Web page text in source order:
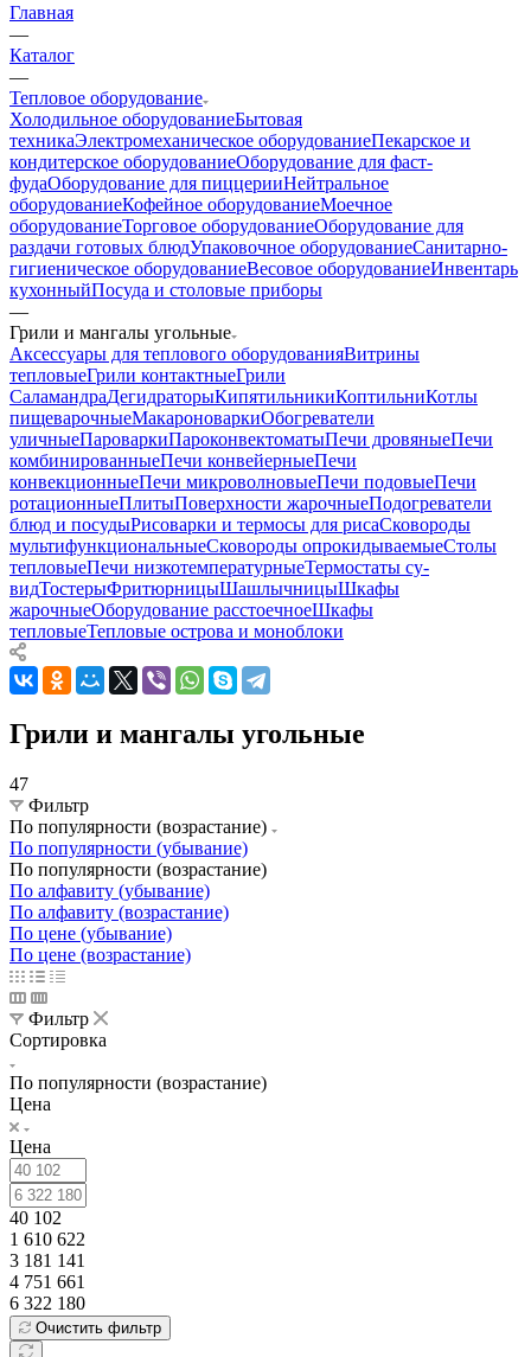
Главная
—
Каталог
—
Тепловое оборудование
Холодильное оборудованиеБытовая
техникаЭлектромеханическое оборудованиеПекарское и
кондитерское оборудованиеОборудование для фаст-
фудаОборудование для пиццерииНейтральное
оборудованиеКофейное оборудованиеМоечное
оборудованиеТорговое оборудованиеОборудование для
раздачи готовых блюдУпаковочное оборудованиеСанитарно-
гигиеническое оборудованиеВесовое оборудованиеИнвентарь
кухонныйПосуда и столовые приборы
—
Грили и мангалы угольные
Аксессуары для теплового оборудованияВитрины
тепловыеГрили контактныеГрили
СаламандраДегидраторыКипятильникиКоптильниКотлы
пищеварочныеМакароноваркиОбогреватели
уличныеПароваркиПароконвектоматыПечи дровяныеПечи
комбинированныеПечи конвейерныеПечи
конвекционныеПечи микроволновыеПечи подовыеПечи
ротационныеПлитыПоверхности жарочныеПодогреватели
блюд и посудыРисоварки и термосы для рисаСковороды
мультифункциональныеСковороды опрокидываемыеСтолы
тепловыеПечи низкотемпературныеТермостаты су-
видТостерыФритюрницыШашлычницыШкафы
жарочныеОборудование расстоечноеШкафы
тепловыеТепловые острова и моноблоки
Грили и мангалы угольные
47
Фильтр
По популярности (возрастание)
По популярности (убывание)
По популярности (возрастание)
По алфавиту (убывание)
По алфавиту (возрастание)
По цене (убывание)
По цене (возрастание)
Фильтр
Сортировка
По популярности (возрастание)
Цена
Цена
40 102
1 610 622
3 181 141
4 751 661
6 322 180
Очистить фильтр